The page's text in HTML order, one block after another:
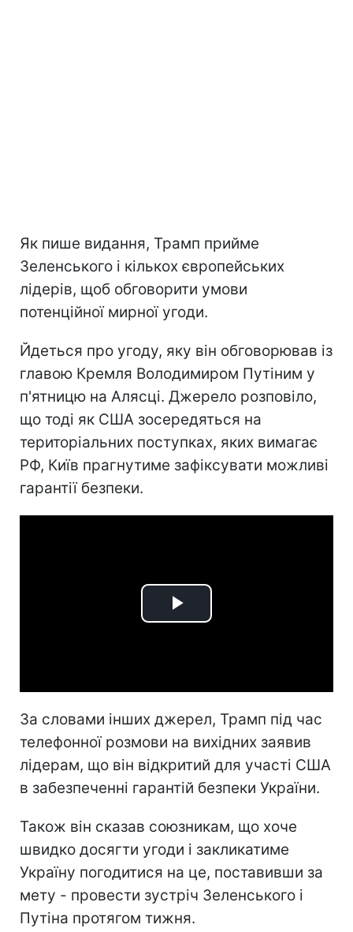
Як пише видання, Трамп прийме
Зеленського і кількох європейських
лідерів, щоб обговорити умови
потенційної мирної угоди.
Йдеться про угоду, яку він обговорював із
главою Кремля Володимиром Путіним у
п'ятницю на Алясці. Джерело розповіло,
що тоді як США зосередяться на
територіальних поступках, яких вимагає
РФ, Київ прагнутиме зафіксувати можливі
гарантії безпеки.
Play
За словами інших джерел, Трамп під час
телефонної розмови на вихідних заявив
лідерам, що він відкритий для участі США
в забезпеченні гарантій безпеки України.
Також він сказав союзникам, що хоче
швидко досягти угоди і закликатиме
Україну погодитися на це, поставивши за
мету - провести зустріч Зеленського і
Путіна протягом тижня.